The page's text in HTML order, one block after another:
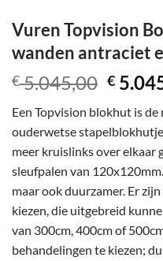
Vuren Topvision
wanden antraciet
€5.045,00
was:
€
€
Een Topvision blokhut is
ouderwetse
meer kruislinks over elkaar
sleufpalen van
maar ook duurzamer. Er
kiezen, die uitgebreid
van 300cm, 400cm of
behandelingen te kiezen;